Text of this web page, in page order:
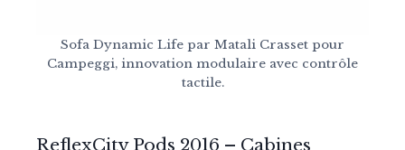
Sofa Dynamic Life par Matali Crasset pour
Campeggi, innovation modulaire avec contrôle
tactile.
ReflexCity Pods 2016 – Cabines